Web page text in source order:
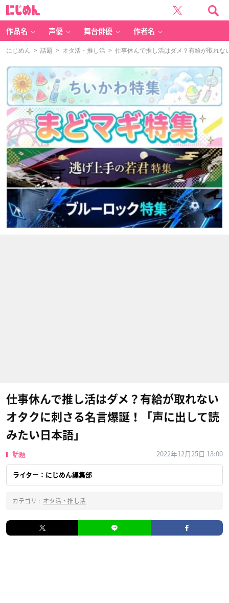
作品名 声優 舞台俳優 作者名
にじめん > 話題 > オタ活・推し活 > 仕事休んで推し活はダメ？有給が取れな
仕事休んで推し活はダメ？有給が取れない
オタクに刺さる名言爆誕！「声に出して読
みたい日本語」
話題 2022年12月25日 13:00
ライター：にじめん編集部
カテゴリ : オタ活・推し活